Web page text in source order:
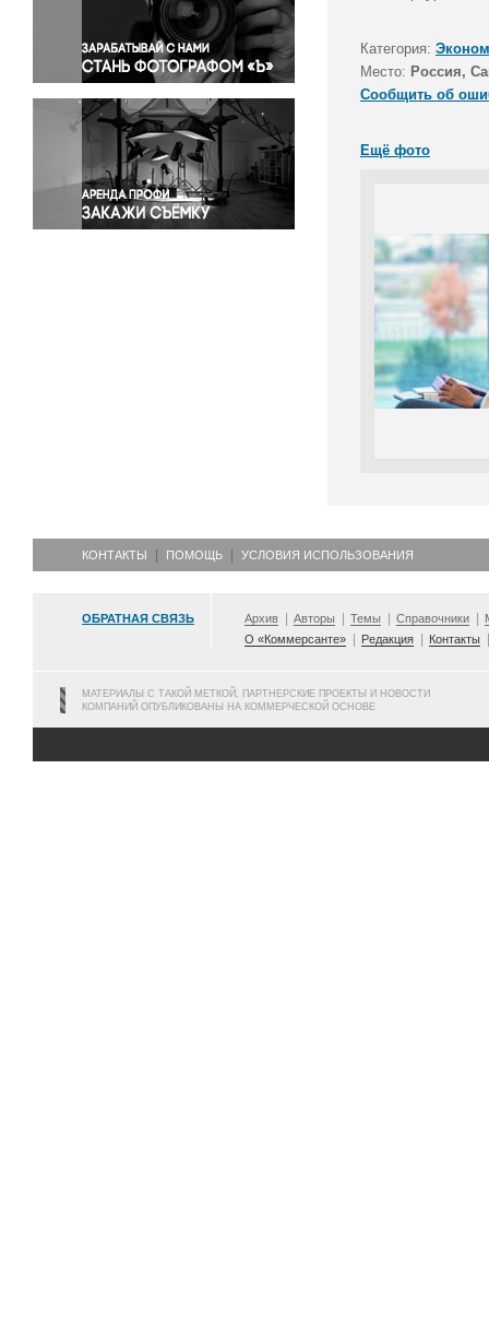
Правосудие
Происшествия и конфликты
Религия
Светская жизнь
Спорт
Экология
Экономика и бизнес
Категория:
Место: Россия,
Сообщить об
Ещё фото
КОНТАКТЫ ПОМОЩЬ УСЛОВИЯ ИСПОЛЬЗОВАНИЯ
ОБРАТНАЯ СВЯЗЬ Архив Авторы Темы Справочники
О «Коммерсанте»
Редакция Контакты
МАТЕРИАЛЫ С ТАКОЙ МЕТКОЙ, ПАРТНЕРСКИЕ ПРОЕКТЫ И НОВОСТИ
КОМПАНИЙ ОПУБЛИКОВАНЫ НА КОММЕРЧЕСКОЙ ОСНОВЕ